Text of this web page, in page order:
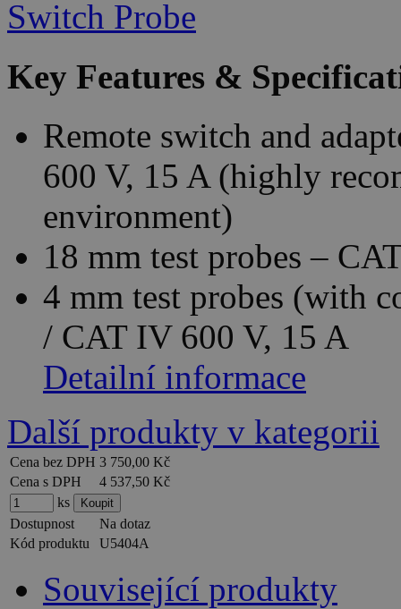
Key Features &
Remote switch and
600 V, 15 A (highly
environment)
18 mm test probes –
4 mm test probes (with
/ CAT IV 600 V, 15 A
Detailní informace
Další produkty v kategorii
Cena bez DPH 3 750,00 Kč
Cena s DPH
4 537,50 Kč
ks
Dostupnost
Na dotaz
Kód produktu
U5404A
Související produkty